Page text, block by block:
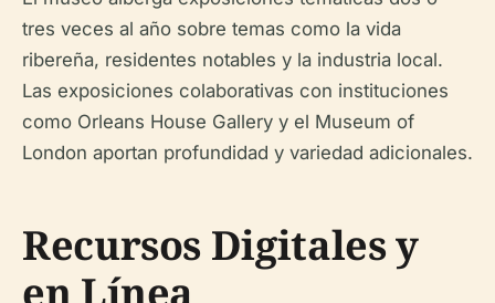
tres veces al año sobre temas como la vida
ribereña, residentes notables y la industria local.
Las exposiciones colaborativas con instituciones
como Orleans House Gallery y el Museum of
London aportan profundidad y variedad adicionales.
Recursos Digitales y